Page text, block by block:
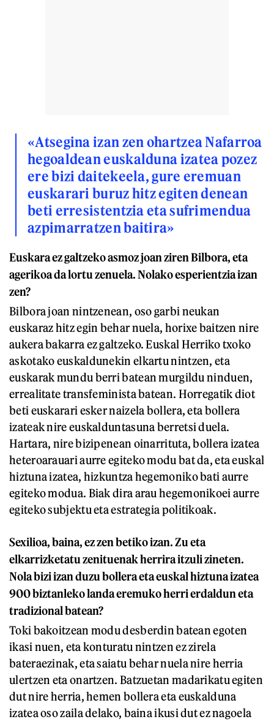
«Atsegina izan zen ohartzea Nafarroa
hegoaldean euskalduna izatea pozez
ere bizi daitekeela, gure eremuan
euskarari buruz hitz egiten denean
beti erresistentzia eta sufrimendua
azpimarratzen baitira»
Euskara ez galtzeko asmoz joan ziren Bilbora, eta
agerikoa da lortu zenuela. Nolako esperientzia izan
zen?
Bilbora joan nintzenean, oso garbi neukan
euskaraz hitz egin behar nuela, horixe baitzen nire
aukera bakarra ez galtzeko. Euskal Herriko txoko
askotako euskaldunekin elkartu nintzen, eta
euskarak mundu berri batean murgildu ninduen,
errealitate transfeminista batean. Horregatik diot
beti euskarari esker naizela bollera, eta bollera
izateak nire euskalduntasuna berretsi duela.
Hartara, nire bizipenean oinarrituta, bollera izatea
heteroarauari aurre egiteko modu bat da, eta euskal
hiztuna izatea, hizkuntza hegemoniko bati aurre
egiteko modua. Biak dira arau hegemonikoei aurre
egiteko subjektu eta estrategia politikoak.
Sexilioa, baina, ez zen betiko izan. Zu eta
elkarrizketatu zenituenak herrira itzuli zineten.
Nola bizi izan duzu bollera eta euskal hiztuna izatea
900 biztanleko landa eremuko herri erdaldun eta
tradizional batean?
Toki bakoitzean modu desberdin batean egoten
ikasi nuen, eta konturatu nintzen ez zirela
bateraezinak, eta saiatu behar nuela nire herria
ulertzen eta onartzen. Batzuetan madarikatu egiten
dut nire herria, hemen bollera eta euskalduna
izatea oso zaila delako, baina ikusi dut ez nagoela